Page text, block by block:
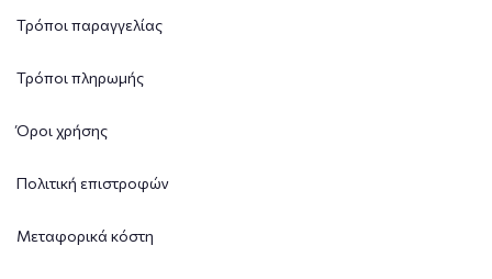
Τρόποι παραγγελίας
Τρόποι πληρωμής
Όροι χρήσης
Πολιτική επιστροφών
Μεταφορικά κόστη